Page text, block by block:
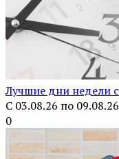
Лучшие дни недели
С 03.08.26 по
0